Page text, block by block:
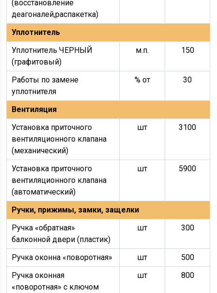
(восстановление
деагоналей,распакетка)
Уплотнитель
Уплотнитель ЧЕРНЫЙ
(графитовый)
м.п. 150
Работы по замене
уплотнителя
% от 30
Вентиляция
Установка приточного
вентиляционного клапана
(механический)
шт 3100
Установка приточного
вентиляционного клапана
(автоматический)
шт 5900
Ручки, прижимы, замки, защелки
Ручка «обратная»
балконной двери (пластик)
шт 300
Ручка оконна «поворотная» шт
500
Ручка оконная
«поворотная» с ключом
шт 800